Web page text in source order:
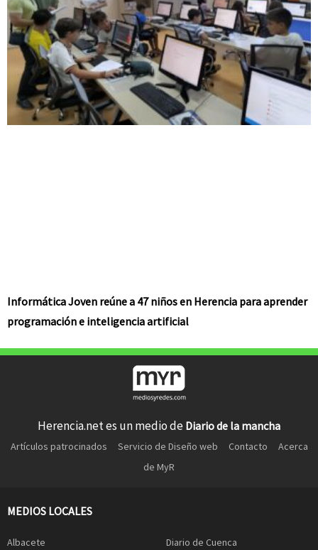
Informática Joven reúne a 47 niños en Herencia para aprender
programación e inteligencia artificial
Herencia.net es un medio de Diario de la mancha
Artículos patrocinados Servicio de Diseño web Contacto
Acerca
de MyR
MEDIOS LOCALES
Albacete Diario de Cuenca